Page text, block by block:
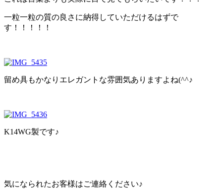
一粒一粒の質の良さに納得していただけるはずで
す！！！！！
留め具もかなりエレガントな雰囲気ありますよね(^^♪
K14WG製です♪
気になられたお客様はご連絡ください♪